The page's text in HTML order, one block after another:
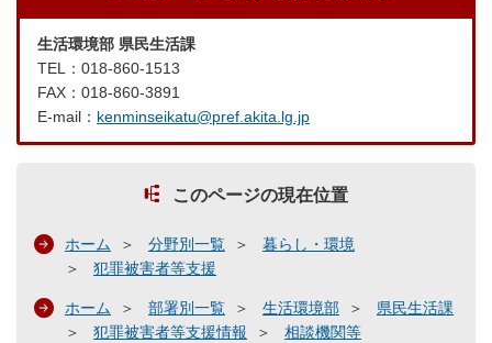
生活環境部 県民生活課
TEL：018-860-1513
FAX：018-860-3891
E-mail： kenminseikatu@pref.akita.lg.jp
このページの現在位置
ホーム 分野別一覧
暮らし・環境
犯罪被害者等支援
ホーム 部署別一覧 生活環境部
県民生活課
犯罪被害者等支援情報
相談機関等